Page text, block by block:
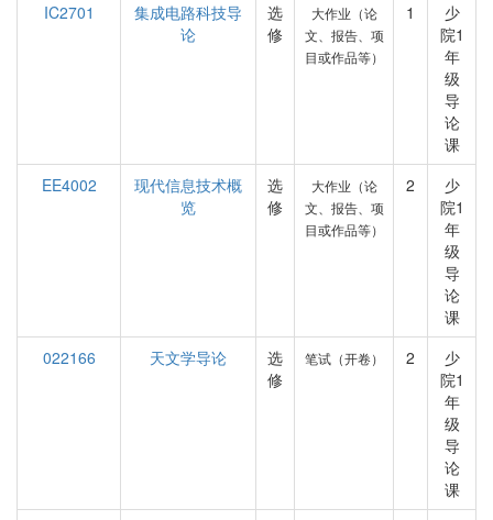
IC2701
集成电路科技导
论
选
修
大作业（论
文、报告、项
目或作品等）
1
少
院1
年
级
导
论
课
EE4002
现代信息技术概
览
选
修
大作业（论
文、报告、项
目或作品等）
2
少
院1
年
级
导
论
课
022166
天文学导论
选
修
笔试（开卷） 2
少
院1
年
级
导
论
课